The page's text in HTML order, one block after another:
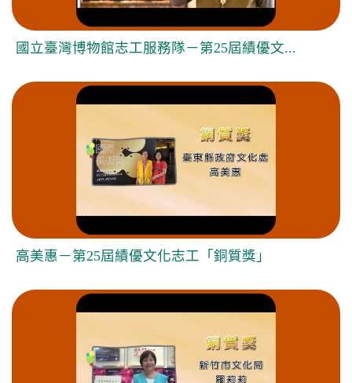
國立臺灣博物館志工服務隊－第25屆績優文...
高美惠－第25屆績優文化志工「銅質獎」